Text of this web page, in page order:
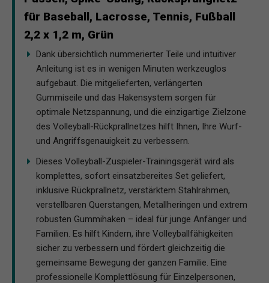
für Baseball, Lacrosse, Tennis, Fußball
2,2 x 1,2 m, Grün
Dank übersichtlich nummerierter Teile und intuitiver
Anleitung ist es in wenigen Minuten werkzeuglos
aufgebaut. Die mitgelieferten, verlängerten
Gummiseile und das Hakensystem sorgen für
optimale Netzspannung, und die einzigartige Zielzone
des Volleyball-Rückprallnetzes hilft Ihnen, Ihre Wurf-
und Angriffsgenauigkeit zu verbessern.
Dieses Volleyball-Zuspieler-Trainingsgerät wird als
komplettes, sofort einsatzbereites Set geliefert,
inklusive Rückprallnetz, verstärktem Stahlrahmen,
verstellbaren Querstangen, Metallheringen und extrem
robusten Gummihaken – ideal für junge Anfänger und
Familien. Es hilft Kindern, ihre Volleyballfähigkeiten
sicher zu verbessern und fördert gleichzeitig die
gemeinsame Bewegung der ganzen Familie. Eine
professionelle Komplettlösung für Einzelpersonen,